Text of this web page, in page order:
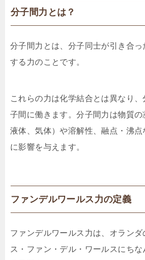
分子間力とは？
分子間力とは、分子同士が引き合っ
する力のことです。
これらの力は化学結合とは異なり
子間に働きます。分子間力は物質の
液体、気体）や溶解性、融点・沸
に影響を与えます。
ファンデルワールス力の定義
ファンデルワールス力は、オラン
ス・ファン・デル・ワールスにちな